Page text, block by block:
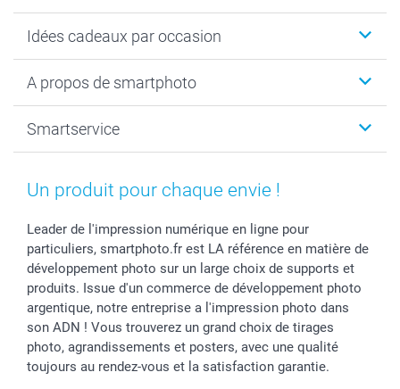
Calendrier photo & Agenda photo
Tirage photo & agrandissement
Faire-part & Cartes
Coques smartphone
Stickers & Etiquettes
Cadres photo & accessoires déco
Dénicheur d'idées cadeau
Idées cadeaux par occasion
Anniversaire
Naissance & baptême
Fête des Mères
Fête des Pères
Communion
Baptême
Toussaint
Rentrée des classes
Saint-Valentin
Vacances
A propos de smartphoto
Plan du site
Droit de rétraction
Plaintes
Vie privée
Gestion des cookies
Tarifs
Partenariats & Influence
Investisseurs
Smartservice
Aide
smartbonus
smartfriends
Livraison
Modes de paiement
Grandes quantités
Statut de ma commande
Un produit pour chaque envie !
Leader de l'impression numérique en ligne pour
particuliers, smartphoto.fr est LA référence en matière de
développement photo sur un large choix de supports et
produits. Issue d'un commerce de développement photo
argentique, notre entreprise a l'impression photo dans
son ADN ! Vous trouverez un grand choix de tirages
photo, agrandissements et posters, avec une qualité
toujours au rendez-vous et la satisfaction garantie.